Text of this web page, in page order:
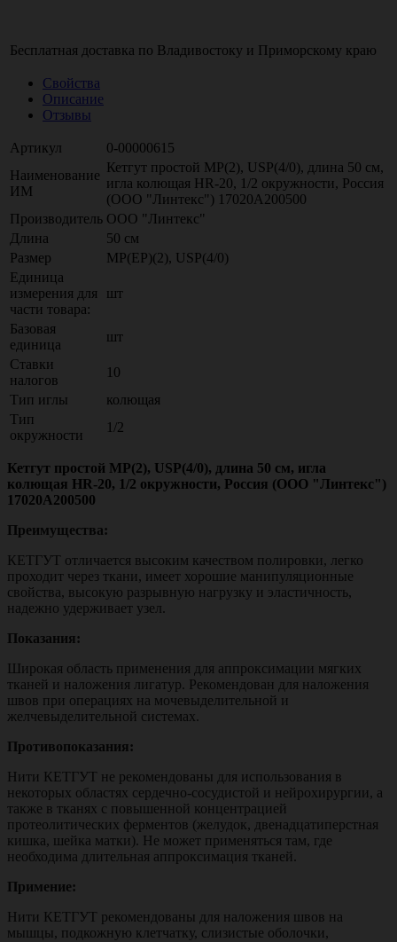
Бесплатная доставка по Владивостоку и Приморскому краю
Свойства
Описание
Отзывы
Артикул
0-00000615
Наименование
ИМ
Кетгут простой МР(2), USР(4/0), длина 50 см,
игла колющая HR-20, 1/2 окружности, Россия
(ООО "Линтекс") 17020A200500
Производитель ООО "Линтекс"
Длина
50 см
Размер
МР(EP)(2), USР(4/0)
Единица
измерения для
части товара:
шт
Базовая
единица
шт
Ставки
налогов
10
Тип иглы
колющая
Тип
окружности
1/2
Кетгут простой МР(2), USР(4/0), длина 50 см, игла
колющая HR-20, 1/2 окружности, Россия (ООО "Линтекс")
17020A200500
Преимущества:
КЕТГУТ отличается высоким качеством полировки, легко
проходит через ткани, имеет хорошие манипуляционные
свойства, высокую разрывную нагрузку и эластичность,
надежно удерживает узел.
Показания:
Широкая область применения для аппроксимации мягких
тканей и наложения лигатур. Рекомендован для наложения
швов при операциях на мочевыделительной и
желчевыделительной системах.
Противопоказания:
Нити КЕТГУТ не рекомендованы для использования в
некоторых областях сердечно-сосудистой и нейрохирургии, а
также в тканях с повышенной концентрацией
протеолитических ферментов (желудок, двенадцатиперстная
кишка, шейка матки). Не может применяться там, где
необходима длительная аппроксимация тканей.
Примение:
Нити КЕТГУТ рекомендованы для наложения швов на
мышцы, подкожную клетчатку, слизистые оболочки,